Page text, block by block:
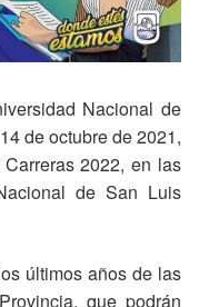
Nacional de
de octubre de 2021,
2022, en las
de San Luis
últimos años de las
que podrán